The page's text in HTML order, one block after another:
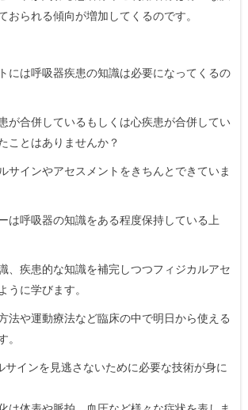
おられる傾向が増加してくるのです。
には呼吸器疾患の知識は必要になってくるの
が合併しているもしくは心疾患が合併してい
ことはありませんか？
サインやアセスメントをきちんとできていま
は呼吸器の知識をある程度保持している上
、疾患的な知識を補完しつつフィジカルアセ
うに学びます。
法や運動療法など臨床の中で明日から使える
。
インを見逃さないために必要な技術が身に